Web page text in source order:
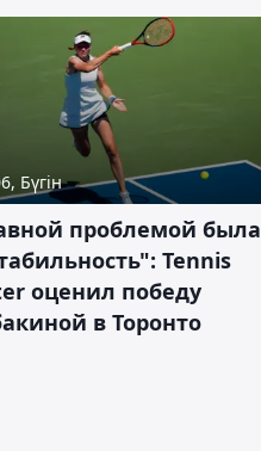
Бүгін
проблемой была
Tennis
оценил победу
в Торонто